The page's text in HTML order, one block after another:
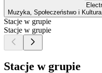
Muzyka, Społeczeństwo i
Stacje w grupie
Stacje w grupie
Stacje w grupie